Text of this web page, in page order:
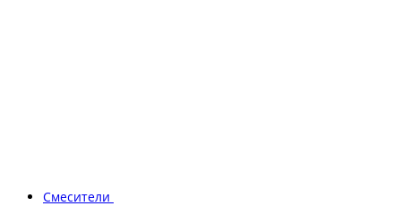
Смесители